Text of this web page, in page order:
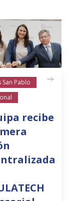
San Pablo
recibe